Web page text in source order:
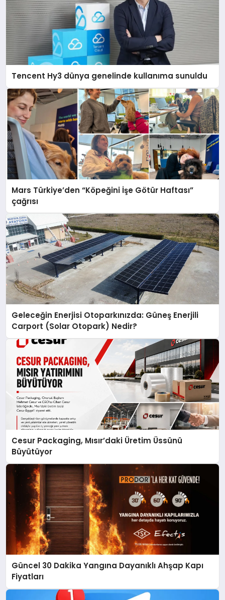
Tencent Hy3 dünya genelinde kullanıma sunuldu
Mars Türkiye’den “Köpeğini İşe Götür Haftası”
çağrısı
Geleceğin Enerjisi Otoparkınızda: Güneş Enerjili
Carport (Solar Otopark) Nedir?
Cesur Packaging, Mısır’daki Üretim Üssünü
Büyütüyor
Güncel 30 Dakika Yangına Dayanıklı Ahşap Kapı
Fiyatları